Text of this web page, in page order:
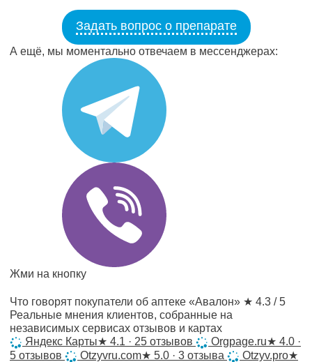
Задать вопрос о препарате
А ещё, мы моментально отвечаем в мессенджерах:
Жми на кнопку
Что говорят покупатели об аптеке «Авалон» ★ 4.3 / 5
Реальные мнения клиентов, собранные на
независимых сервисах отзывов и картах
Яндекс Карты★ 4.1 · 25 отзывов Orgpage.ru★ 4.0 ·
5 отзывов
Otzyvru.com★ 5.0 · 3 отзыва Otzyv.pro★